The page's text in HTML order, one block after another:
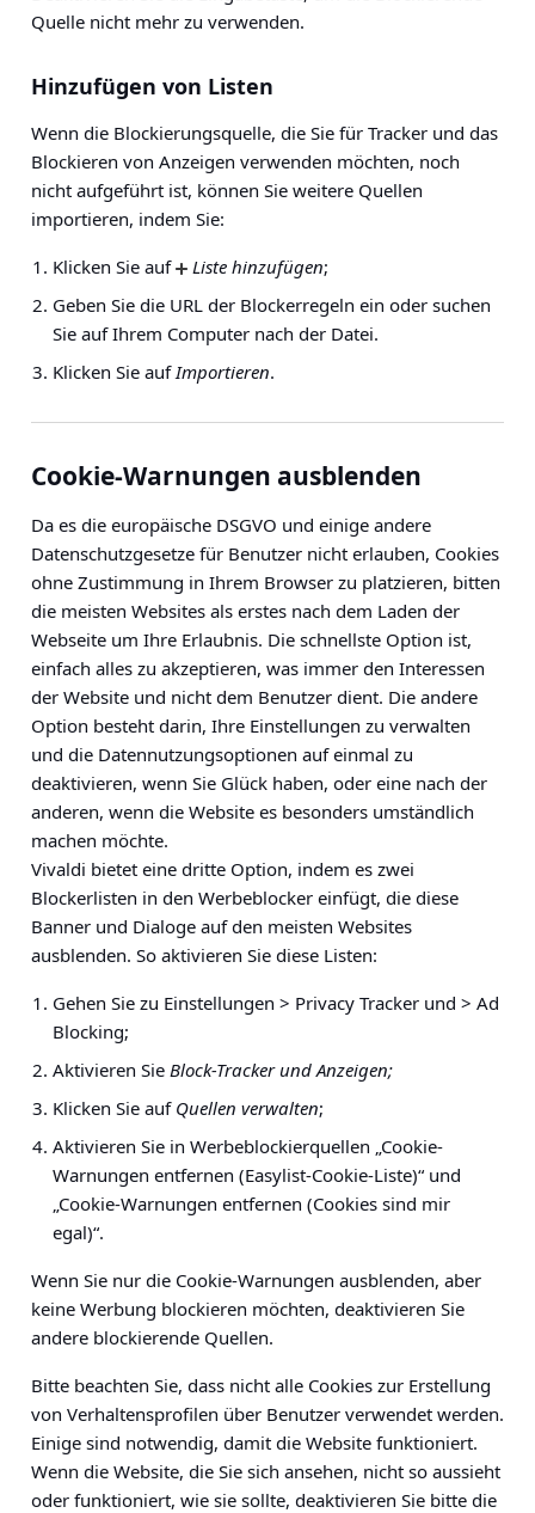
Quelle nicht mehr zu verwenden.
Hinzufügen von Listen
Wenn die Blockierungsquelle, die Sie für Tracker und das
Blockieren von Anzeigen verwenden möchten, noch
nicht aufgeführt ist, können Sie weitere Quellen
importieren, indem Sie:
Klicken Sie auf
Liste hinzufügen;
Geben Sie die URL der Blockerregeln ein oder suchen
Sie auf Ihrem Computer nach der Datei.
Klicken Sie auf Importieren.
Cookie-Warnungen ausblenden
Da es die europäische DSGVO und einige andere
Datenschutzgesetze für Benutzer nicht erlauben, Cookies
ohne Zustimmung in Ihrem Browser zu platzieren, bitten
die meisten Websites als erstes nach dem Laden der
Webseite um Ihre Erlaubnis. Die schnellste Option ist,
einfach alles zu akzeptieren, was immer den Interessen
der Website und nicht dem Benutzer dient. Die andere
Option besteht darin, Ihre Einstellungen zu verwalten
und die Datennutzungsoptionen auf einmal zu
deaktivieren, wenn Sie Glück haben, oder eine nach der
anderen, wenn die Website es besonders umständlich
machen möchte.
Vivaldi bietet eine dritte Option, indem es zwei
Blockerlisten in den Werbeblocker einfügt, die diese
Banner und Dialoge auf den meisten Websites
ausblenden. So aktivieren Sie diese Listen:
Gehen Sie zu Einstellungen > Privacy Tracker und > Ad
Blocking;
Aktivieren Sie Block-Tracker und Anzeigen;
Klicken Sie auf Quellen verwalten;
Aktivieren Sie in Werbeblockierquellen „Cookie-
Warnungen entfernen (Easylist-Cookie-Liste)“ und
„Cookie-Warnungen entfernen (Cookies sind mir
egal)“.
Wenn Sie nur die Cookie-Warnungen ausblenden, aber
keine Werbung blockieren möchten, deaktivieren Sie
andere blockierende Quellen.
Bitte beachten Sie, dass nicht alle Cookies zur Erstellung
von Verhaltensprofilen über Benutzer verwendet werden.
Einige sind notwendig, damit die Website funktioniert.
Wenn die Website, die Sie sich ansehen, nicht so aussieht
oder funktioniert, wie sie sollte, deaktivieren Sie bitte die